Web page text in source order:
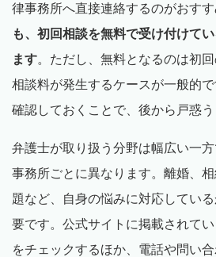
律事務所へ直接連絡するのがおすす
も、初回相談を無料で受け付けて
ます。ただし、無料となるのは初
相談料が発生するケースが一般的
確認しておくことで、後から戸惑う
弁護士が取り扱う分野は幅広い一
事務所ごとに異なります。離婚、
題など、自身の悩みに対応してい
要です。公式サイトに掲載されて
をチェックするほか、電話や問い